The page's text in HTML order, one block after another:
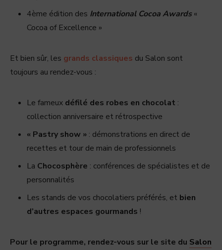
4ème édition des International Cocoa Awards«
Cocoa of Excellence »
Et bien sûr, les grands classiques du Salon sont
toujours au rendez-vous :
Le fameux défilé des robes en chocolat :
collection anniversaire et rétrospective
« Pastry show » : démonstrations en direct de
recettes et tour de main de professionnels
La Chocosphère : conférences de spécialistes et de
personnalités
Les stands de vos chocolatiers préférés, et bien
d’autres espaces gourmands !
Pour le programme, rendez-vous sur le site du Salon